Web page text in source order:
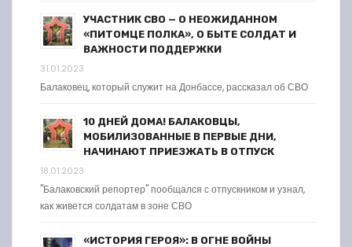
УЧАСТНИК СВО — О НЕОЖИДАННОМ
«ПИТОМЦЕ ПОЛКА», О БЫТЕ СОЛДАТ И
ВАЖНОСТИ ПОДДЕРЖКИ
31.01.2023
Балаковец, который служит на Донбассе, рассказал об СВО
10 ДНЕЙ ДОМА! БАЛАКОВЦЫ,
МОБИЛИЗОВАННЫЕ В ПЕРВЫЕ ДНИ,
НАЧИНАЮТ ПРИЕЗЖАТЬ В ОТПУСК
18.01.2023
"Балаковский репортер" пообщался с отпускником и узнал,
как живется солдатам в зоне СВО
«ИСТОРИЯ ГЕРОЯ»: В ОГНЕ ВОЙНЫ